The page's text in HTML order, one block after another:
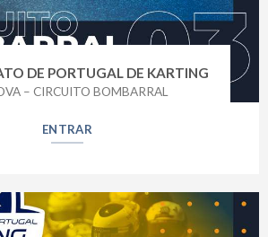
DE PORTUGAL DE KARTING
– CIRCUITO BOMBARRAL
ENTRAR